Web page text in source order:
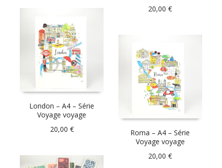
20,00€
London – A4 – Série
Voyage voyage
20,00 €
Roma – A4 – Série
Voyage voyage
20,00€